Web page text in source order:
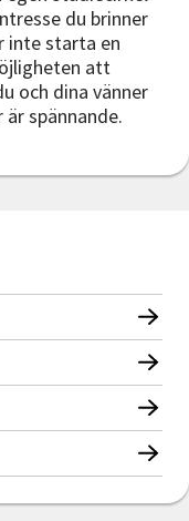
du brinner
inte starta en
att
och dina vänner
spännande.